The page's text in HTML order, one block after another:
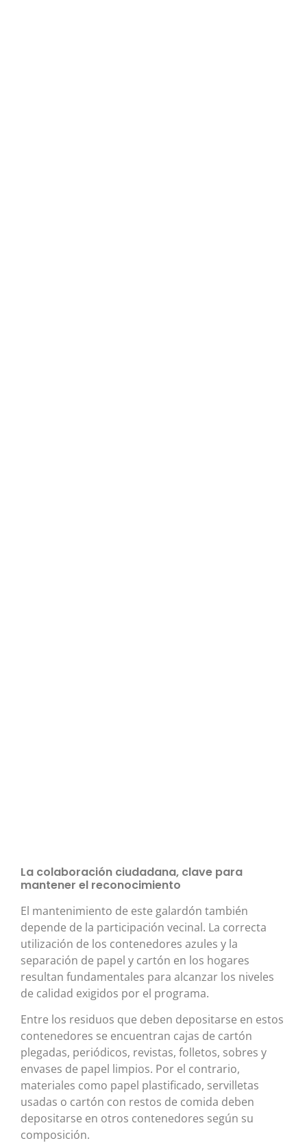
La colaboración ciudadana, clave para
mantener el reconocimiento
El mantenimiento de este galardón también
depende de la participación vecinal. La correcta
utilización de los contenedores azules y la
separación de papel y cartón en los hogares
resultan fundamentales para alcanzar los niveles
de calidad exigidos por el programa.
Entre los residuos que deben depositarse en estos
contenedores se encuentran cajas de cartón
plegadas, periódicos, revistas, folletos, sobres y
envases de papel limpios. Por el contrario,
materiales como papel plastificado, servilletas
usadas o cartón con restos de comida deben
depositarse en otros contenedores según su
composición.